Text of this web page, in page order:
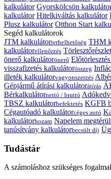
kalkulátor Gyorskölcsön
kalkulátor Hitelkiváltás kalkulátor
Plusz kalkulátor Otthon Start
Segéd kalkulátorok
JTM kalkulátorterhelhetőség THM
kalkulátorellenőrzés
önerő kalkulátorönerő
visszafizetés kalkulátorösszeg
illeték kalkulátorvagyonszerzés
Gépjármű átírási kalkulátorátírás
Bérkalkulátornettó / bruttó
TBSZ kalkulátorbefektetés KGFB
Cégautóadó kalkulátorcéges autó
kalkulátorhozam Napelem
tanúsítvány kalkulátorbecsült díj
Tudástár
A számoláshoz szükséges